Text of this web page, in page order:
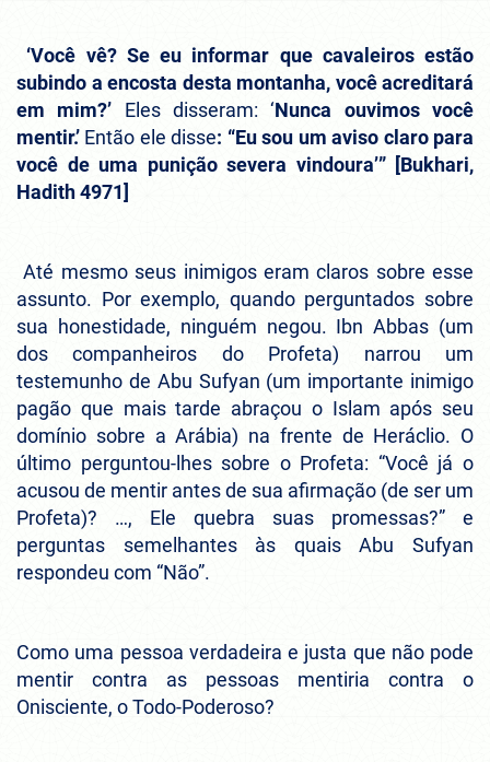
‘Você vê? Se eu informar que cavaleiros estão
subindo a encosta desta montanha, você acreditará
em mim?’ Eles disseram: ‘Nunca ouvimos você
mentir.’ Então ele disse: “Eu sou um aviso claro para
você de uma punição severa vindoura’” [Bukhari,
Hadith 4971]
Até mesmo seus inimigos eram claros sobre esse
assunto. Por exemplo, quando perguntados sobre
sua honestidade, ninguém negou. Ibn Abbas (um
dos companheiros do Profeta) narrou um
testemunho de Abu Sufyan (um importante inimigo
pagão que mais tarde abraçou o Islam após seu
domínio sobre a Arábia) na frente de Heráclio. O
último perguntou-lhes sobre o Profeta: “Você já o
acusou de mentir antes de sua afirmação (de ser um
Profeta)? …, Ele quebra suas promessas?” e
perguntas semelhantes às quais Abu Sufyan
respondeu com “Não”.
Como uma pessoa verdadeira e justa que não pode
mentir contra as pessoas mentiria contra o
Onisciente, o Todo-Poderoso?